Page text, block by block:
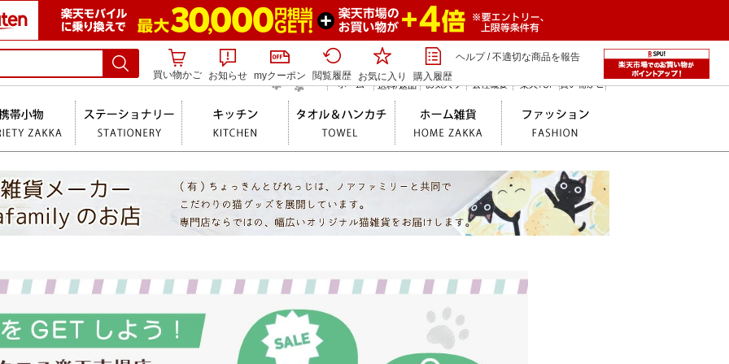
買い物かご お知らせ myクーポン 閲覧履歴 お気に入り 購入履歴
ヘルプ/不適切な商品を報告